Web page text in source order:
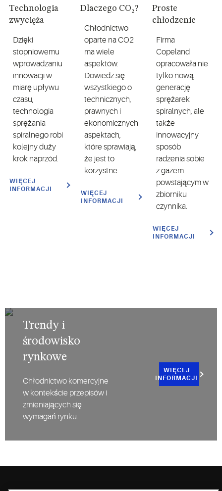
Technologia
zwycięża
Dzięki
stopniowemu
wprowadzaniu
innowacji w
miarę upływu
czasu,
technologia
sprężania
spiralnego robi
kolejny duży
krok naprzód.
WIĘCEJ
INFORMACJI
Dlaczego CO₂?
Chłodnictwo
oparte na CO2
ma wiele
aspektów.
Dowiedz się
wszystkiego o
technicznych,
prawnych i
ekonomicznych
aspektach,
które sprawiają,
że jest to
korzystne.
WIĘCEJ
INFORMACJI
Proste
chłodzenie
Firma
Copeland
opracowała nie
tylko nową
generację
sprężarek
spiralnych, ale
także
innowacyjny
sposób
radzenia sobie
z gazem
powstającym w
zbiorniku
czynnika.
WIĘCEJ
INFORMACJI
Trendy i
środowisko
rynkowe
Chłodnictwo komercyjne
w kontekście przepisów i
zmieniających się
wymagań rynku.
WIĘCEJ
INFORMACJI